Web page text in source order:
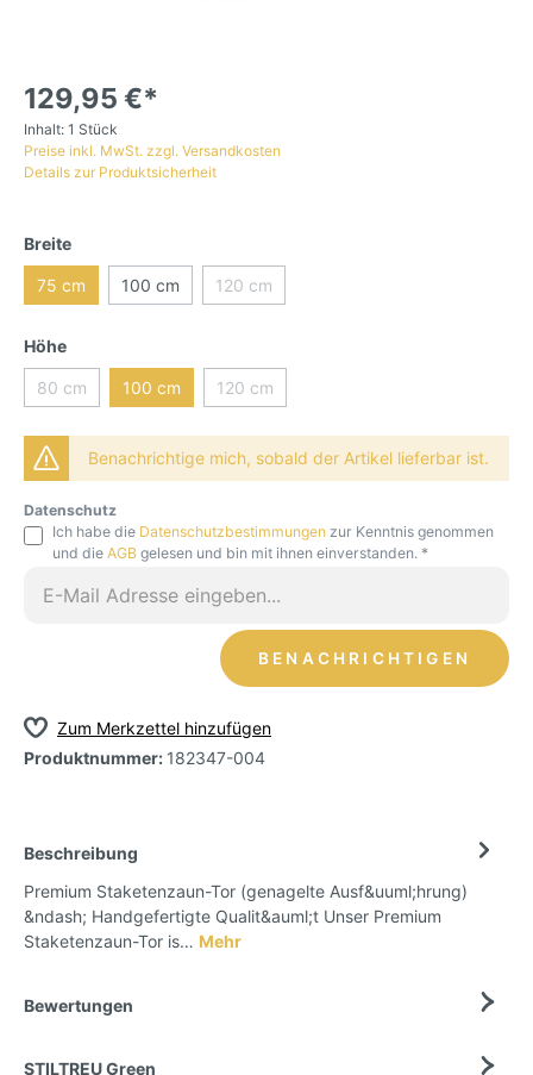
129,95 €*
Inhalt: 1 Stück
Preise inkl. MwSt. zzgl. Versandkosten
Details zur Produktsicherheit
Breite
75 cm 100 cm 120 cm
Höhe
80 cm 100 cm 120 cm
Benachrichtige mich, sobald der Artikel lieferbar ist.
Datenschutz
Ich habe die Datenschutzbestimmungen zur Kenntnis genommen
und die AGB gelesen und bin mit ihnen einverstanden. *
BENACHRICHTIGEN
Zum Merkzettel hinzufügen
Produktnummer: 182347-004
Beschreibung
Premium Staketenzaun-Tor (genagelte Ausf&uuml;hrung)
&ndash; Handgefertigte Qualit&auml;t Unser Premium
Staketenzaun-Tor is… Mehr
Bewertungen
STILTREU Green